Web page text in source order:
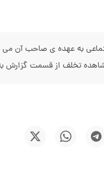
به عهده ی صاحب آن می
تخلف از قسمت گزارش